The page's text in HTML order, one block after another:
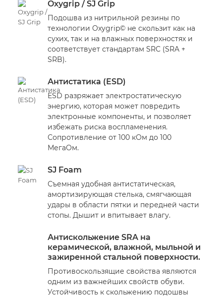
Oxygrip / SJ Grip
Подошва из нитрильной резины по
технологии Oxygrip© не скользит как на
сухих, так и на влажных поверхностях и
соответствует стандартам SRC (SRA +
SRB).
Антистатика (ESD)
ESD разряжает электростатическую
энергию, которая может повредить
электронные компоненты, и позволяет
избежать риска воспламенения.
Сопротивление от 100 кОм до 100
МегаОм.
SJ Foam
Съемная удобная антистатическая,
амортизирующая стелька, смягчающая
удары в области пятки и передней части
стопы. Дышит и впитывает влагу.
Антискольжение SRA на
керамической, влажной, мыльной и
зажиренной стальной поверхности.
Противоскользящие свойства являются
одним из важнейших свойств обуви.
Устойчивость к скольжению подошвы